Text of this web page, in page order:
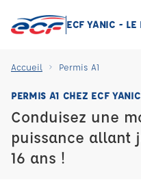
ECF YANIC - LE
Accueil Permis A1
PERMIS A1 CHEZ ECF
Conduisez une
puissance allant
16 ans !